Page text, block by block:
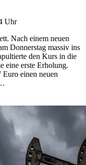
Uhr
Nach einem neuen
Donnerstag massiv ins
den Kurs in die
eine erste Erholung.
einen neuen